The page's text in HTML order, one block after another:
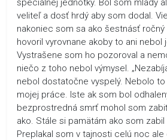
špeciálnej jednotky. Bol som mladý
veliteľ a dosť hrdý aby som dodal.
nakoniec som sa ako šestnásť ročný
hovoril vyrovnane akoby to ani nebol
Vystrašene som ho pozoroval a
niečo z toho nebol výmysel.
nebol dostatočne vyspelý. Nebolo to
mojej práce. Iste ak som bol
bezprostredná smrť mohol som
ako. Stále si pamätám ako som zabil
Preplakal som v tajnosti celú noc